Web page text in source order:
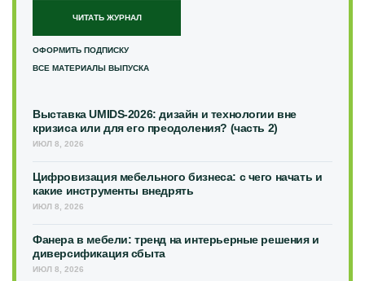
ЧИТАТЬ ЖУРНАЛ
ОФОРМИТЬ ПОДПИСКУ
ВСЕ МАТЕРИАЛЫ ВЫПУСКА
Выставка UMIDS-2026: дизайн и технологии вне
кризиса или для его преодоления? (часть 2)
ИЮЛ 8, 2026
Цифровизация мебельного бизнеса: с чего начать и
какие инструменты внедрять
ИЮЛ 8, 2026
Фанера в мебели: тренд на интерьерные решения и
диверсификация сбыта
ИЮЛ 8, 2026